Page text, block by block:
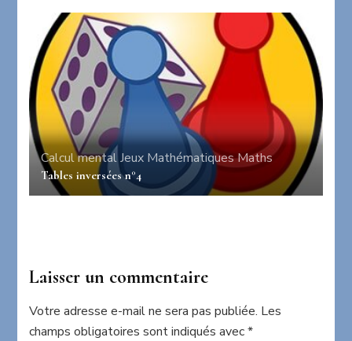
Calcul mental Jeux MathématiquesMaths
Tables inversées n°4
Laisser un commentaire
Votre adresse e-mail ne sera pas publiée. Les
champs obligatoires sont indiqués avec*